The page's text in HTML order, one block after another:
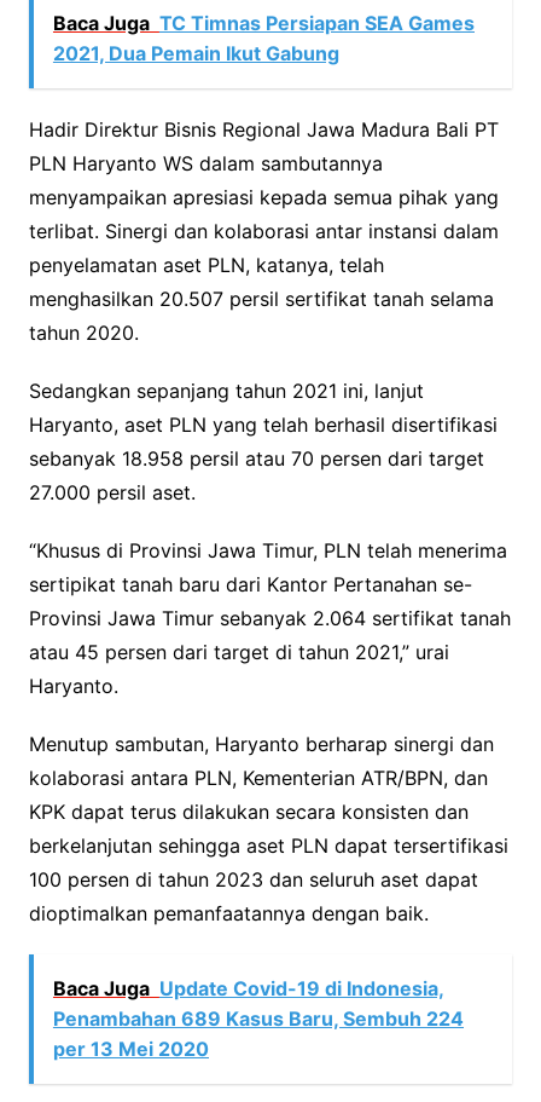
Baca Juga TC Timnas Persiapan SEA Games
2021, Dua Pemain Ikut Gabung
Hadir Direktur Bisnis Regional Jawa Madura Bali PT
PLN Haryanto WS dalam sambutannya
menyampaikan apresiasi kepada semua pihak yang
terlibat. Sinergi dan kolaborasi antar instansi dalam
penyelamatan aset PLN, katanya, telah
menghasilkan 20.507 persil sertifikat tanah selama
tahun 2020.
Sedangkan sepanjang tahun 2021 ini, lanjut
Haryanto, aset PLN yang telah berhasil disertifikasi
sebanyak 18.958 persil atau 70 persen dari target
27.000 persil aset.
“Khusus di Provinsi Jawa Timur, PLN telah menerima
sertipikat tanah baru dari Kantor Pertanahan se-
Provinsi Jawa Timur sebanyak 2.064 sertifikat tanah
atau 45 persen dari target di tahun 2021,” urai
Haryanto.
Menutup sambutan, Haryanto berharap sinergi dan
kolaborasi antara PLN, Kementerian ATR/BPN, dan
KPK dapat terus dilakukan secara konsisten dan
berkelanjutan sehingga aset PLN dapat tersertifikasi
100 persen di tahun 2023 dan seluruh aset dapat
dioptimalkan pemanfaatannya dengan baik.
Baca Juga Update Covid-19 di Indonesia,
Penambahan 689 Kasus Baru, Sembuh 224
per 13 Mei 2020